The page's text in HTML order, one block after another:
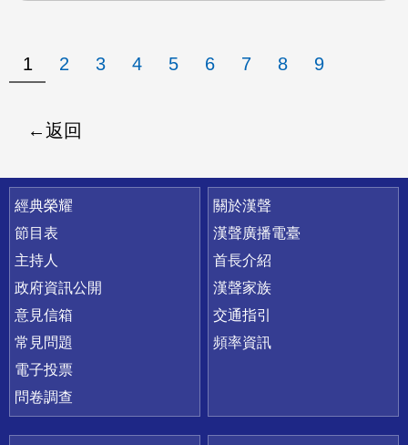
1 2 3 4 5 6 7 8 9
返回
快速連結
經典榮耀
節目表
主持人
政府資訊公開
意見信箱
常見問題
電子投票
問卷調查
關於漢聲
漢聲廣播電臺
首長介紹
漢聲家族
交通指引
頻率資訊